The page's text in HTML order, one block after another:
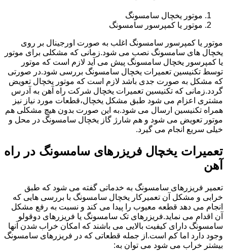
موتور یخچال سامسونگ
موتور یا کمپرسور سامسونگ
موتور یا کمپرسور سامسونگ اغلب به صورت اورجینال بر روی
یخچال های سامسونگ نصب می شود.زمانی که مشکلی برای موتور
یا کمپرسور یخچال سامسونگ پیش می آید لازم است که موتور
توسط تکنیسین تعمیرات یخچال سامسونگ بررسی شود.در صورتی
که مشکل به صورت جدی باشد لازم است که موتور یخچال تعویض
گردد.زمانی که تکنیسین تعمیرات یخچال شرکت راه آهن به آدرس
مشتری اعزام می شود طبق مشکل یخچال،قطعات مورد نیاز نیز
همراه تکنیسین ارسال می شود.به این صورت بدون هیچ مشکلی هم
موتور تعویض می شود و هم شارژ گاز یخچال سامسونگ در محل و
خیلی سریع انجام می گیرد.
تعمیرات یخچال فریزرهای سامسونگ در راه
آهن
تعمیر فریزرهای سامسونگ به خدماتی گفته می شود که طبق
خرابی و مشکل آن تعمیرکار یخچال سامسونگ با بررسی هایی که
انجام می دهد قطعه معیوب را پیدا می کند و نسبت به رفع مشکل
آن اقدام می نماید.فریزرهای تک سامسونگ یا فریزرهای دوقولو
سامسونگ دارای کیفیت بالایی می باشند که امکان خراب شدن آنها
وجود دارد اما کم است.از جمله قطعاتی که در فریزرهای سامسونگ
بیشتر خراب می شود می توان به: